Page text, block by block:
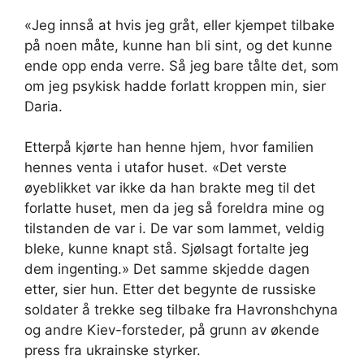
«Jeg innså at hvis jeg gråt, eller kjempet tilbake
på noen måte, kunne han bli sint, og det kunne
ende opp enda verre. Så jeg bare tålte det, som
om jeg psykisk hadde forlatt kroppen min, sier
Daria.
Etterpå kjørte han henne hjem, hvor familien
hennes venta i utafor huset. «Det verste
øyeblikket var ikke da han brakte meg til det
forlatte huset, men da jeg så foreldra mine og
tilstanden de var i. De var som lammet, veldig
bleke, kunne knapt stå. Sjølsagt fortalte jeg
dem ingenting.» Det samme skjedde dagen
etter, sier hun. Etter det begynte de russiske
soldater å trekke seg tilbake fra Havronshchyna
og andre Kiev-forsteder, på grunn av økende
press fra ukrainske styrker.